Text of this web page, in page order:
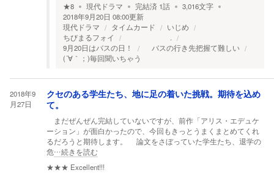
★8 現代ドラマ 完結済 1話 3,016文字
2018年9月20日 08:00更新
現代ドラマ
タイムカード
いじめ
ちびまるフォイ
.
9月20日はバスの日！
バスの行き先把握て難しい
(´∀｀；)毎回聞いちゃう
2018年9
月27日
クセのある学生たち、地に足の着いた挑戦。期待を込め
て。
まだぜんぜん完結していないですが、前作「アリス・エデュケ
ーション」が面白かったので、今回もきっとうまくまとめてくれ
るだろうと期待します。 論文をさぼっていた学生たち、退学の
危…続きを読む
★★★ Excellent!!!